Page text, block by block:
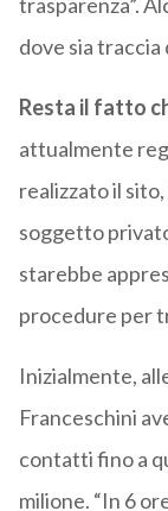
trasparenza”.
dove sia traccia
Resta il fatto
attualmente
realizzato il sito,
soggetto
starebbe
procedure per
Inizialmente,
Franceschini
contatti fino a
milione. “In 6